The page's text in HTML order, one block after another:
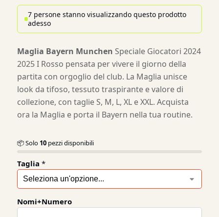
7 persone stanno visualizzando questo prodotto
adesso
Maglia Bayern Munchen Speciale Giocatori 2024
2025 I Rosso pensata per vivere il giorno della
partita con orgoglio del club. La Maglia unisce
look da tifoso, tessuto traspirante e valore di
collezione, con taglie S, M, L, XL e XXL. Acquista
ora la Maglia e porta il Bayern nella tua routine.
📦 Solo 10 pezzi disponibili
Taglia *
Nomi+Numero